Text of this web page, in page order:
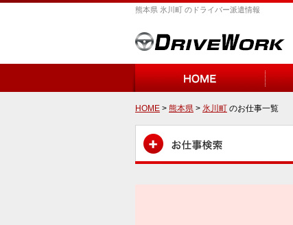
熊本県 氷川町 のドライバー派遣情報
HOME > 熊本県 > 氷川町 のお仕事一覧